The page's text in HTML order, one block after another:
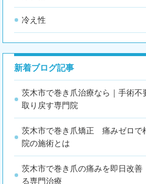
冷え性
新着ブログ記事
茨木市で巻き爪治療なら｜手術不
取り戻す専門院
茨木市で巻き爪矯正 痛みゼロで
院の施術とは
茨木市で巻き爪の痛みを即日改
る専門治療